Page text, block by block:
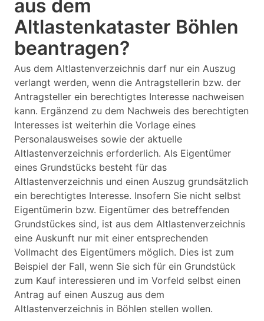
aus dem
Altlastenkataster Böhlen
beantragen?
Aus dem Altlastenverzeichnis darf nur ein Auszug
verlangt werden, wenn die Antragstellerin bzw. der
Antragsteller ein berechtigtes Interesse nachweisen
kann. Ergänzend zu dem Nachweis des berechtigten
Interesses ist weiterhin die Vorlage eines
Personalausweises sowie der aktuelle
Altlastenverzeichnis erforderlich. Als Eigentümer
eines Grundstücks besteht für das
Altlastenverzeichnis und einen Auszug grundsätzlich
ein berechtigtes Interesse. Insofern Sie nicht selbst
Eigentümerin bzw. Eigentümer des betreffenden
Grundstückes sind, ist aus dem Altlastenverzeichnis
eine Auskunft nur mit einer entsprechenden
Vollmacht des Eigentümers möglich. Dies ist zum
Beispiel der Fall, wenn Sie sich für ein Grundstück
zum Kauf interessieren und im Vorfeld selbst einen
Antrag auf einen Auszug aus dem
Altlastenverzeichnis in Böhlen stellen wollen.